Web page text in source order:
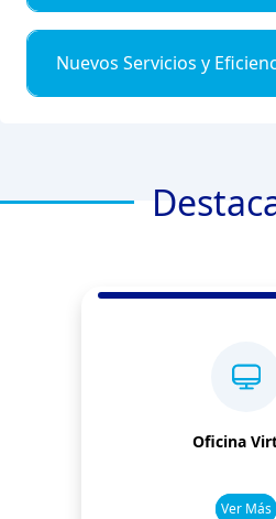
Nuevos Servicios y
Oficina
Ver Más